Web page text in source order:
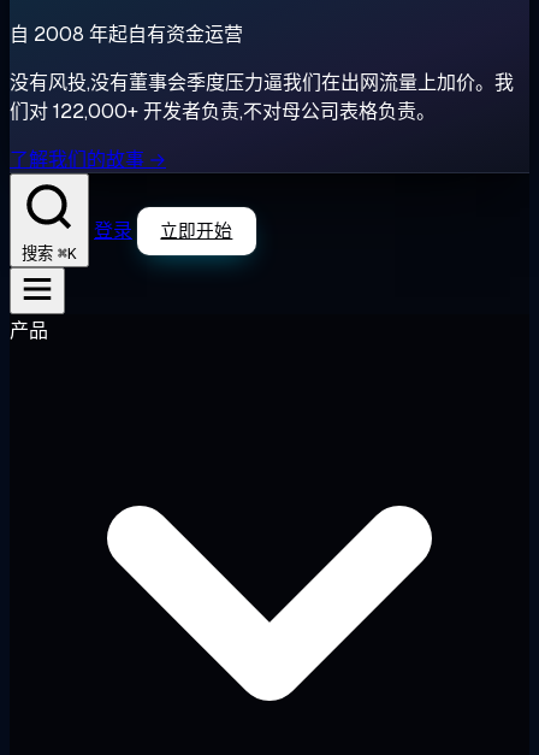
自 2008 年起自有资金运营
没有风投,没有董事会季度压力逼我们在出网流量上加价。我
们对 122,000+ 开发者负责,不对母公司表格负责。
了解我们的故事 →
搜索 ⌘K
登录 立即开始
产品